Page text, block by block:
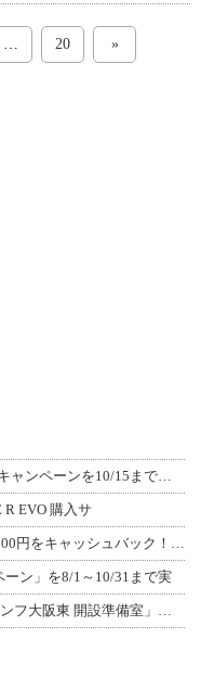
… 20 »
新型「RESO」インカム発売記念！ 下取りキャンペーンを10/15まで延長して開
R EVO 購入サ
B+COM 最新モデル購入・下取りで最大9,000円をキャッシュバック！「B+F
ーン」を8/1～10/31まで実
【トライアンフ】関西最大規模「トライアンフ大阪東 開設準備室」がオープン！ 限定